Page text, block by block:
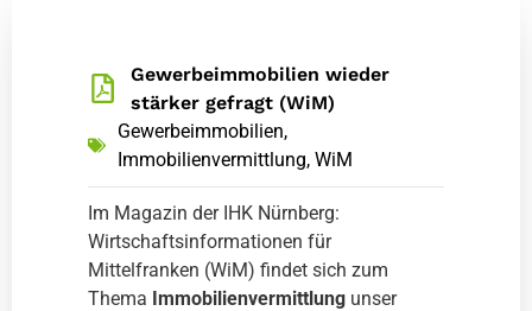
Gewerbeimmobilien wieder
stärker gefragt (WiM)
Gewerbeimmobilien,
Immobilienvermittlung, WiM
Im Magazin der IHK Nürnberg:
Wirtschaftsinformationen für
Mittelfranken (WiM) findet sich zum
Thema Immobilienvermittlung unser